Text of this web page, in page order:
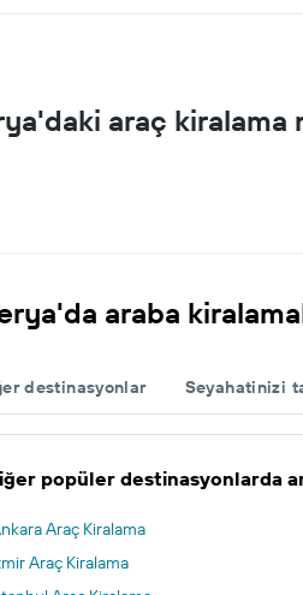
araç kiralama
araba
destinasyonlar Seyahatinizi
popüler destinasyonlarda
Araç Kiralama
Araç Kiralama